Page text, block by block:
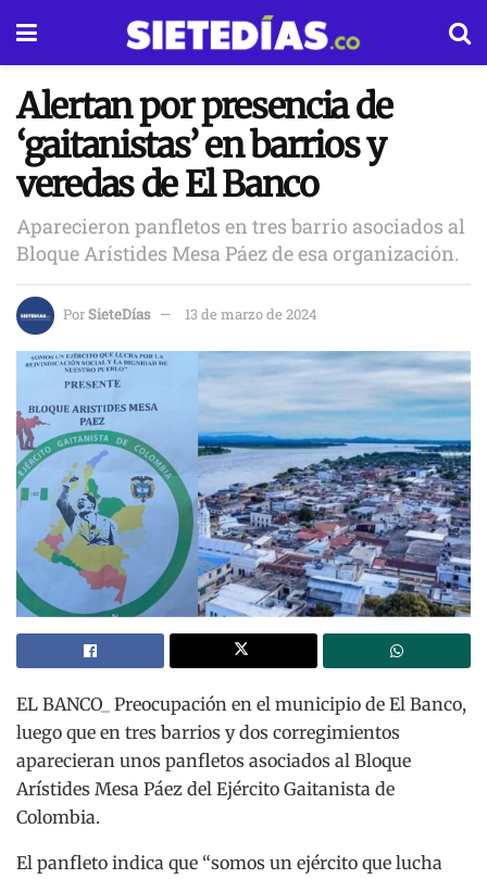
Alertan por presencia de
‘gaitanistas’ en barrios y
veredas de El Banco
Aparecieron panfletos en tres barrio asociados al
Bloque Arístides Mesa Páez de esa organización.
PorSieteDías 13 de marzo de 2024
EL BANCO_ Preocupación en el municipio de El Banco,
luego que en tres barrios y dos corregimientos
aparecieran unos panfletos asociados al Bloque
Arístides Mesa Páez del Ejército Gaitanista de
Colombia.
El panfleto indica que “somos un ejército que lucha